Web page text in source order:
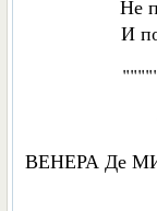
Не
И
ВЕНЕРА Де